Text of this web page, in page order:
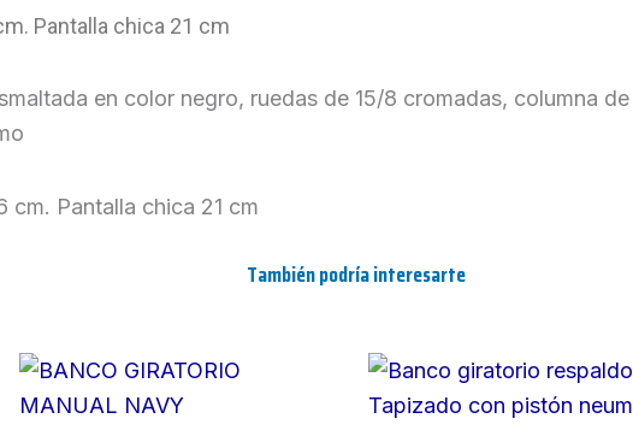
Pantalla chica 21 cm
en color negro, ruedas de 15/8 cromadas, columna
cm. Pantalla chica 21 cm
También podría interesarte